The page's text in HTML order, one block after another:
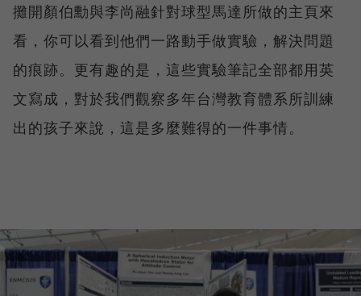
攤開顏伯勳與李尚融針對球型馬達所做的主頁來
看，你可以看到他們一路動手做實驗，解決問題
的痕跡。更有趣的是，這些實驗筆記全部都用英
文寫成，對於我們觀察多年台灣教育體系所訓練
出的孩子來說，這是多麼難得的一件事情。